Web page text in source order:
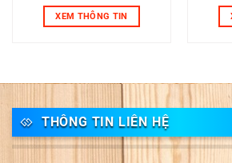
XEM THÔNG TIN
THÔNG TIN LIÊN HỆ